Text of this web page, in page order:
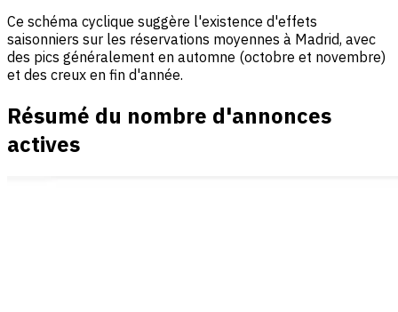
Ce schéma cyclique suggère l'existence d'effets
saisonniers sur les réservations moyennes à Madrid, avec
des pics généralement en automne (octobre et novembre)
et des creux en fin d'année.
Résumé du nombre d'annonces
actives